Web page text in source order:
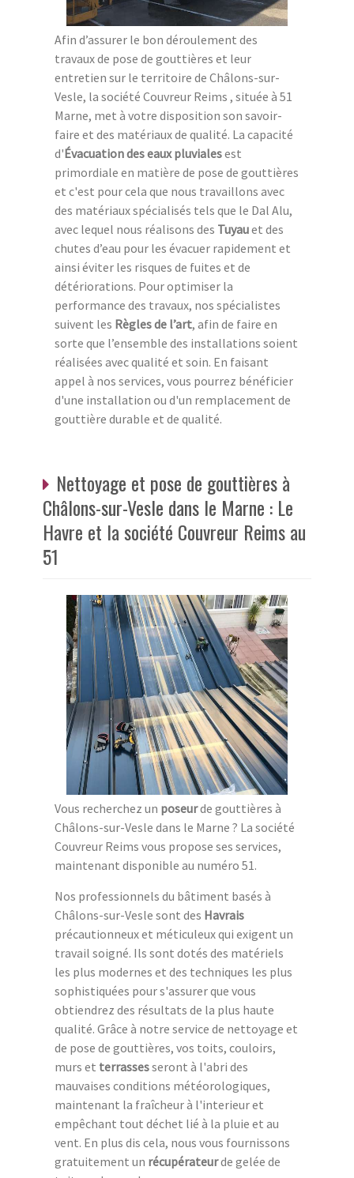
Afin d’assurer le bon déroulement des
travaux de pose de gouttières et leur
entretien sur le territoire de Châlons-sur-
Vesle, la société Couvreur Reims , située à 51
Marne, met à votre disposition son savoir-
faire et des matériaux de qualité. La capacité
d'Évacuation des eaux pluvialesest
primordiale en matière de pose de gouttières
et c'est pour cela que nous travaillons avec
des matériaux spécialisés tels que le Dal Alu,
avec lequel nous réalisons des Tuyauet des
chutes d’eau pour les évacuer rapidement et
ainsi éviter les risques de fuites et de
détériorations. Pour optimiser la
performance des travaux, nos spécialistes
suivent les Règles de l’art, afin de faire en
sorte que l’ensemble des installations soient
réalisées avec qualité et soin. En faisant
appel à nos services, vous pourrez bénéficier
d'une installation ou d'un remplacement de
gouttière durable et de qualité.
Nettoyage et pose de gouttières à
Châlons-sur-Vesle dans le Marne : Le
Havre et la société Couvreur Reims au
51
Vous recherchez un poseurde gouttières à
Châlons-sur-Vesle dans le Marne ? La société
Couvreur Reims vous propose ses services,
maintenant disponible au numéro 51.
Nos professionnels du bâtiment basés à
Châlons-sur-Vesle sont des Havrais
précautionneux et méticuleux qui exigent un
travail soigné. Ils sont dotés des matériels
les plus modernes et des techniques les plus
sophistiquées pour s'assurer que vous
obtiendrez des résultats de la plus haute
qualité. Grâce à notre service de nettoyage et
de pose de gouttières, vos toits, couloirs,
murs et terrassesseront à l'abri des
mauvaises conditions météorologiques,
maintenant la fraîcheur à l'interieur et
empêchant tout déchet lié à la pluie et au
vent. En plus dis cela, nous vous fournissons
gratuitement un récupérateurde gelée de